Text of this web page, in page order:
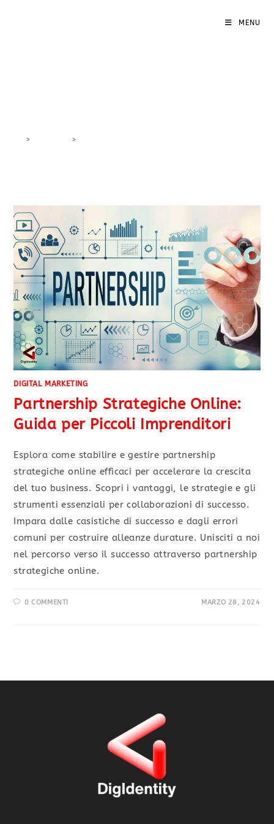
MENU
> >
DIGITAL MARKETING
Partnership Strategiche Online:
Guida per Piccoli Imprenditori
Esplora come stabilire e gestire partnership
strategiche online efficaci per accelerare la crescita
del tuo business. Scopri i vantaggi, le strategie e gli
strumenti essenziali per collaborazioni di successo.
Impara dalle casistiche di successo e dagli errori
comuni per costruire alleanze durature. Unisciti a noi
nel percorso verso il successo attraverso partnership
strategiche online.
0 COMMENTI MARZO 28, 2024